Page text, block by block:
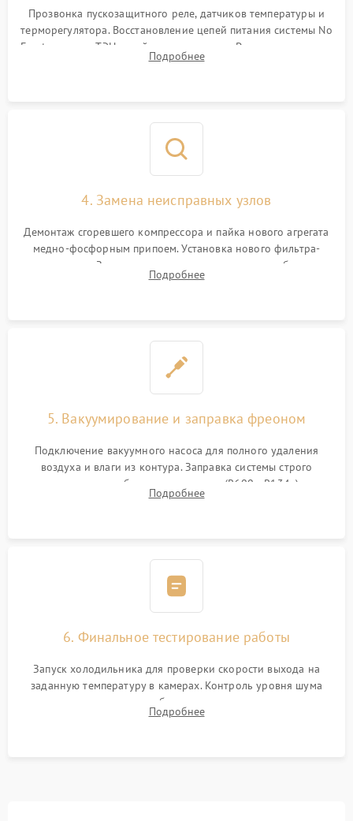
Прозвонка пускозащитного реле, датчиков температуры и
терморегулятора. Восстановление цепей питания системы No
Frost, включая ТЭН оттайки и вентилятор. Ремонт или замена
платы управления при сбоях алгоритмов.
Подробнее
4. Замена неисправных узлов
Демонтаж сгоревшего компрессора и пайка нового агрегата
медно-фосфорным припоем. Установка нового фильтра-
осушителя. Замена изношенных вентиляторов обдува,
сломанных заслонок или поврежденных дверных петель.
Подробнее
5. Вакуумирование и заправка фреоном
Подключение вакуумного насоса для полного удаления
воздуха и влаги из контура. Заправка системы строго
дозированным объемом хладагента (R600a, R134a) по
электронным весам. Контроль рабочего давления в системе.
Подробнее
6. Финальное тестирование работы
Запуск холодильника для проверки скорости выхода на
заданную температуру в камерах. Контроль уровня шума
компрессора, отсутствия обмерзания стенок и корректного
срабатывания системы автоматической оттайки.
Подробнее